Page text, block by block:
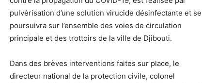
pulvérisation d’une solution virucide désinfectante et se
poursuivra sur l’ensemble des voies de circulation
principale et des trottoirs de la ville de Djibouti.
Dans des brèves interventions faites sur place, le
directeur national de la protection civile, colonel